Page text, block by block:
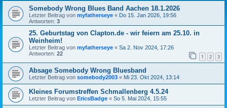
Somebody Wrong Blues Band Aachen 18.1.2026
Letzter Beitrag von myfatherseye « Do 15. Jan 2026, 19:56
Antworten: 3
25. Geburtstag von Clapton.de - wir feiern am 25.10. in
Weinheim!
Letzter Beitrag von myfatherseye « Sa 2. Nov 2024, 17:26
Antworten: 22 1 2 3
Absage Somebody Wrong Bluesband
Letzter Beitrag von somebody2003 « Mi 23. Okt 2024, 13:14
Kleines Forumstreffen Schmallenberg 4.5.24
Letzter Beitrag von EricsBadge « So 5. Mai 2024, 15:55